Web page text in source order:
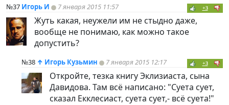
№37 Игорь И 7 января 2015 11:57 +3
Жуть какая, неужели им не стыдно даже,
вообще не понимаю, как можно такое
допустить?
№38 ↑ Игорь Кузьмин 7 января 2015 12:17 +3
Откройте, тезка книгу Эклизиаста, сына
Давидова. Там всё написано: "Суета сует,
сказал Екклесиаст, суета сует,- всё суета!"